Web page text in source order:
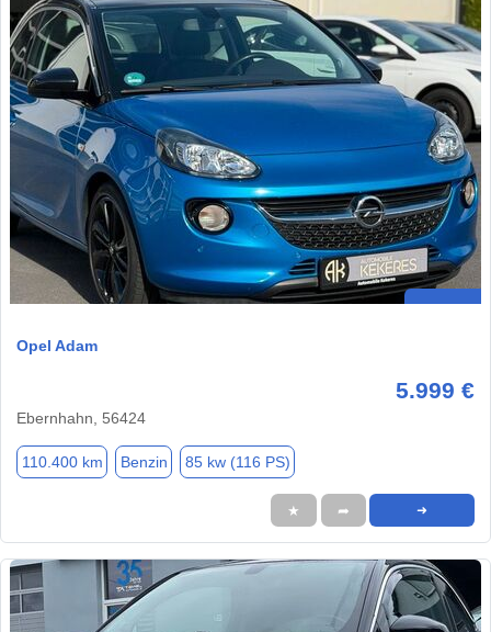
Opel Adam
5.999 €
Ebernhahn, 56424
110.400 km Benzin 85 kw (116 PS)
★ ➦ ➜